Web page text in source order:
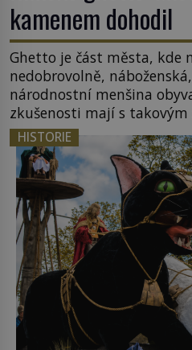
kamenem dohodil
Ghetto je část města, kde
nedobrovolně,
národnostní menšina
zkušenosti mají s takovým
středověku jsou totiž v
nějakém žít. Mezi ty
ghetto založené v roce
k Židům, nemá se Řím
HISTORIE